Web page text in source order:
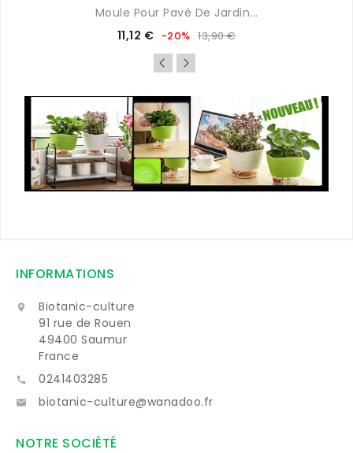
Moule Pour Pavé De Jardin...
Prix
11,12 € Prix
de
base
-20% 13,90 €
INFORMATIONS

Biotanic-culture
91 rue de Rouen
49400 Saumur
France
 0241403285
 biotanic-culture@wanadoo.fr
NOTRE SOCIÉTÉ